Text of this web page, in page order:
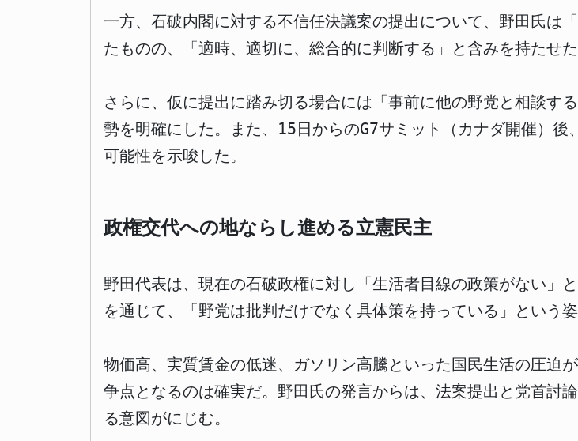
一方、石破内閣に対する不信任決議案の提出について、野田氏は
たものの、「適時、適切に、総合的に判断する」と含みを持たせた
さらに、仮に提出に踏み切る場合には「事前に他の野党と相談す
勢を明確にした。また、15日からのG7サミット（カナダ開催）
可能性を示唆した。
政権交代への地ならし進める立憲民主
野田代表は、現在の石破政権に対し「生活者目線の政策がない」
を通じて、「野党は批判だけでなく具体策を持っている」という
物価高、実質賃金の低迷、ガソリン高騰といった国民生活の圧迫
争点となるのは確実だ。野田氏の発言からは、法案提出と党首討
る意図がにじむ。